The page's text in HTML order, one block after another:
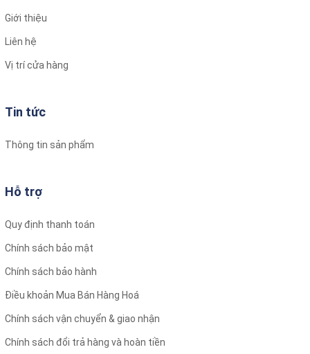
Hỗ trợ lái xe an toàn (ADAS):
thông minh.
Giúp nâng cao tuổi thọ và khả năng hoạt động bền bỉ, chịu
Camera hành trình VIETMAP C1 Ghi Hình Full HD
rộng, chất lượng Full HD 1080p giúp ghi lại chi tiết toàn cảnh
trước xe.
vietmap
Giới thiệu
Liên hệ
Vị trí cửa hàng
Tin tức
Thông tin sản phẩm
Hỗ trợ
Quy định thanh toán
Chính sách bảo mật
Chính sách bảo hành
Điều khoản Mua Bán Hàng Hoá
Chính sách vận chuyển & giao nhận
Chính sách đổi trả hàng và hoàn tiền